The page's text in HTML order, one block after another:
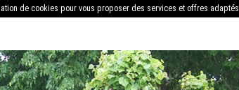
de cookies pour vous proposer des services et offres adaptés.